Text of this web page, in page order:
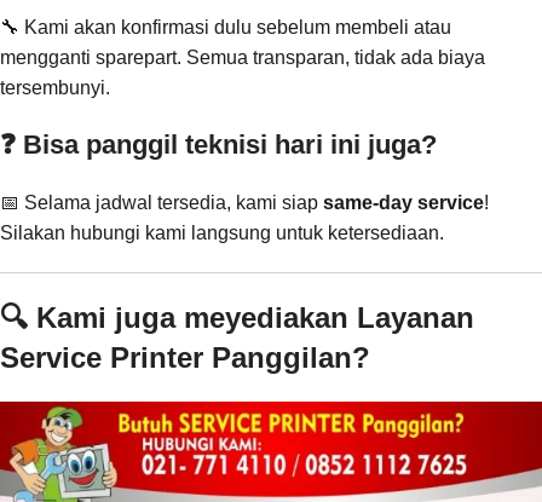
🔧 Kami akan konfirmasi dulu sebelum membeli atau
mengganti sparepart. Semua transparan, tidak ada biaya
tersembunyi.
❓ Bisa panggil teknisi hari ini juga?
📅 Selama jadwal tersedia, kami siap same-day service!
Silakan hubungi kami langsung untuk ketersediaan.
🔍 Kami juga meyediakan Layanan
Service Printer Panggilan?